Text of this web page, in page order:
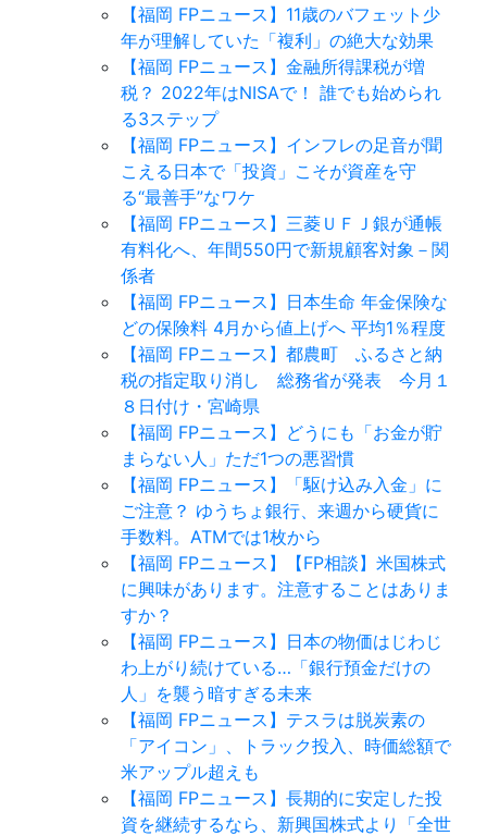
【福岡 FPニュース】11歳のバフェット少
年が理解していた「複利」の絶大な効果
【福岡 FPニュース】金融所得課税が増
税？ 2022年はNISAで！ 誰でも始められ
る3ステップ
【福岡 FPニュース】インフレの足音が聞
こえる日本で「投資」こそが資産を守
る“最善手”なワケ
【福岡 FPニュース】三菱ＵＦＪ銀が通帳
有料化へ、年間550円で新規顧客対象－関
係者
【福岡 FPニュース】日本生命 年金保険な
どの保険料 4月から値上げへ 平均1％程度
【福岡 FPニュース】都農町 ふるさと納
税の指定取り消し 総務省が発表 今月１
８日付け・宮崎県
【福岡 FPニュース】どうにも「お金が貯
まらない人」ただ1つの悪習慣
【福岡 FPニュース】「駆け込み入金」に
ご注意？ ゆうちょ銀行、来週から硬貨に
手数料。ATMでは1枚から
【福岡 FPニュース】【FP相談】米国株式
に興味があります。注意することはありま
すか？
【福岡 FPニュース】日本の物価はじわじ
わ上がり続けている…「銀行預金だけの
人」を襲う暗すぎる未来
【福岡 FPニュース】テスラは脱炭素の
「アイコン」、トラック投入、時価総額で
米アップル超えも
【福岡 FPニュース】長期的に安定した投
資を継続するなら、新興国株式より「全世